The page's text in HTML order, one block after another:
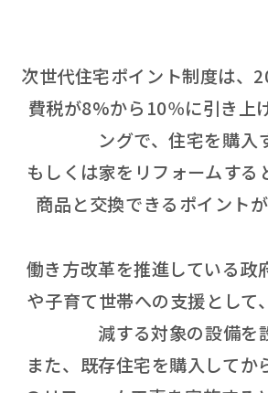
次世代住宅ポイント制度は、
費税が8%から10％に引き上
ングで、住宅を購入
もしくは家をリフォームする
商品と交換できるポイントが
働き方改革を推進している政
や子育て世帯への支援として
減する対象の設備を
また、既存住宅を購入してか